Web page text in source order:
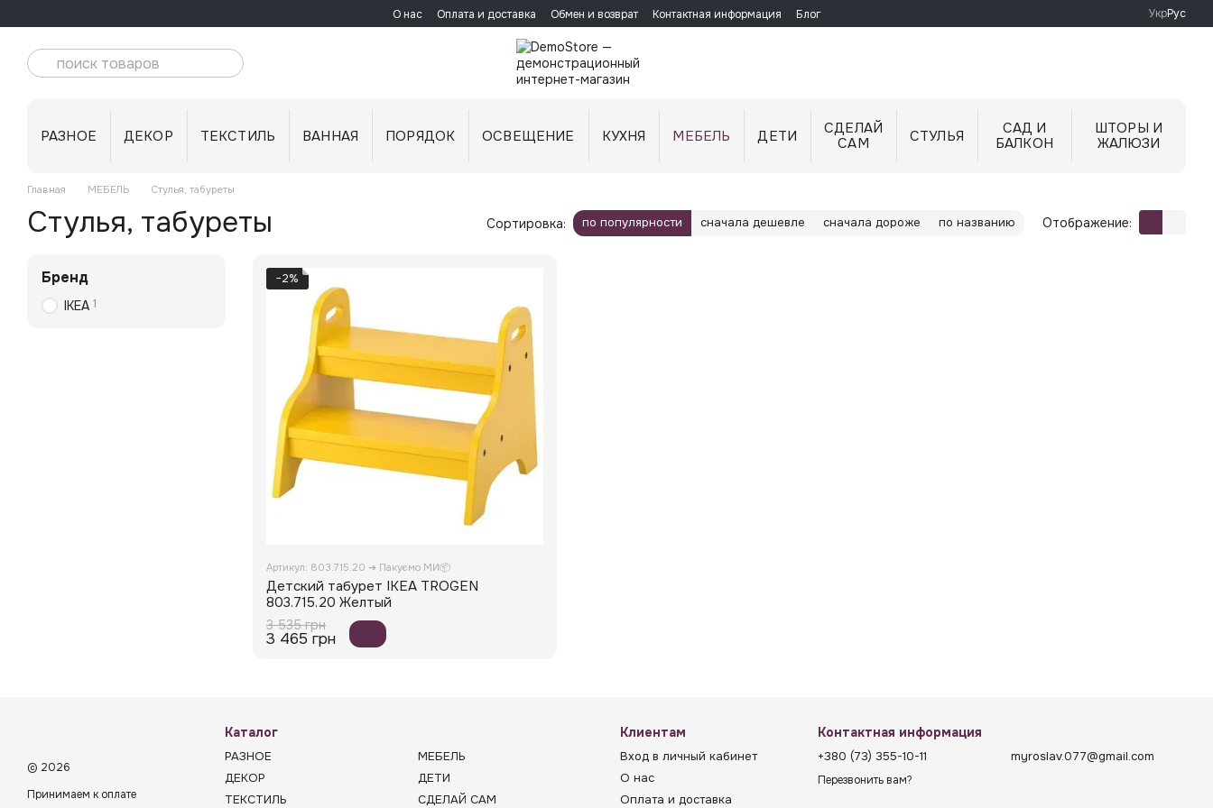
О нас Оплата и доставка Обмен и возврат Контактная информация Блог УкрРус
РАЗНОЕ ДЕКОР ТЕКСТИЛЬ ВАННАЯ ПОРЯДОК ОСВЕЩЕНИЕ КУХНЯ МЕБЕЛЬ ДЕТИ
СДЕЛАЙ
САМ
СТУЛЬЯ
САД И
БАЛКОН
ШТОРЫ И
ЖАЛЮЗИ
Главная МЕБЕЛЬ Стулья, табуреты
Стулья, табуреты Сортировка: по популярности сначала дешевле сначала дороже по названию Отображение:
−2%
Артикул: 803.715.20 ➜ Пакуємо МИ📦
Детский табурет IKEA TROGEN
803.715.20 Желтый
3 535 грн
3 465 грн
Бренд
IKEA 1
© 2026
Принимаем к оплате
Каталог
РАЗНОЕ
ДЕКОР
ТЕКСТИЛЬ
МЕБЕЛЬ
ДЕТИ
СДЕЛАЙ САМ
Клиентам
Вход в личный кабинет
О нас
Оплата и доставка
Контактная информация
+380 (73) 355-10-11
Перезвонить вам?
myroslav.077@gmail.com